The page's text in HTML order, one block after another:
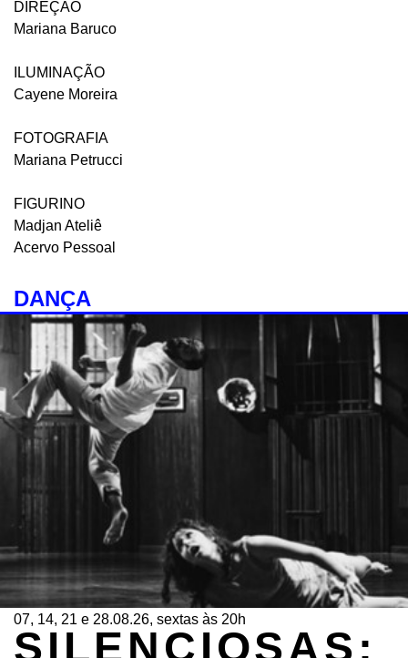
DIREÇÃO
Mariana Baruco
ILUMINAÇÃO
Cayene Moreira
FOTOGRAFIA
Mariana Petrucci
FIGURINO
Madjan Ateliê
Acervo Pessoal
DANÇA
07, 14, 21 e 28.08.26, sextas às 20h
SILENCIOSAS: